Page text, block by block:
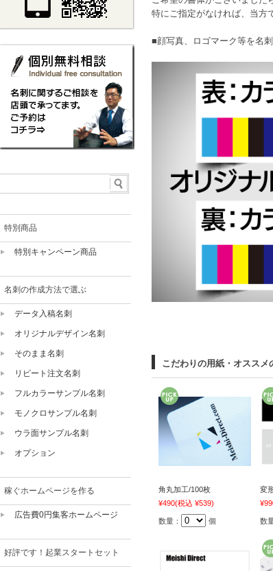
特にご指定がなければ、当方
■顔写真、ロゴマーク等を名
こだわりの用紙・オススメ
角丸加工/100枚
¥490(税込 ¥539)
数量： 個
変
数
特別商品
特別キャンペーン商品
名刺の作成方法で選ぶ
データ入稿名刺
オリジナルデザイン名刺
そのまま名刺
リピート注文名刺
フルカラーサンプル名刺
モノクロサンプル名刺
ウラ面サンプル名刺
オプション
稼ぐホームページを作る
広告費0円集客ホームページ
好評です！起業スタートセット